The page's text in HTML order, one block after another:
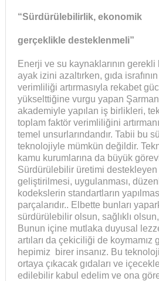
“Sürdürülebilirlik, ekonomik
gerçeklikle desteklenmeli”
Enerji ve su kaynaklarının gerekli
ayak izini azaltırken, gıda
verimliliği artırmasıyla rekabet
yükselttiğine vurgu yapan
akademiyle yapılan iş birlikleri,
toplam faktör verimliliğini
temel unsurlarındandır. Tabii bu
teknolojiyle mümkün değildir.
kamu kurumlarına da büyük
Sürdürülebilir üretimi destekleyen
geliştirilmesi, uygulanması,
kodekslerin standartların
parçalarıdır.. Elbette bunları
sürdürülebilir olsun, sağlıklı
Bunun içine mutlaka duyusal
artıları da çekiciliği de koymamız
hepimiz birer insanız. Bu
ortaya çıkacak gıdaları ve
edilebilir kabul edelim ve ona